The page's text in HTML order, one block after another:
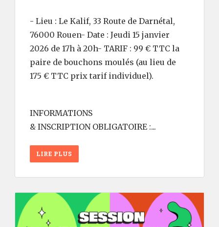
- Lieu : Le Kalif, 33 Route de Darnétal,
76000 Rouen- Date : Jeudi 15 janvier
2026 de 17h à 20h- TARIF : 99 € TTC la
paire de bouchons moulés (au lieu de
175 € TTC prix tarif individuel).
INFORMATIONS
& INSCRIPTION OBLIGATOIRE :...
LIRE PLUS